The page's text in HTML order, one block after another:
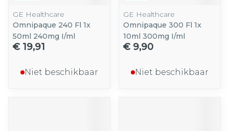
GE Healthcare
Omnipaque 240 Fl 1x
50ml 240mg I/ml
€ 19,91
Niet beschikbaar
GE Healthcare
Omnipaque 300 Fl 1x
10ml 300mg I/ml
€ 9,90
Niet beschikbaar